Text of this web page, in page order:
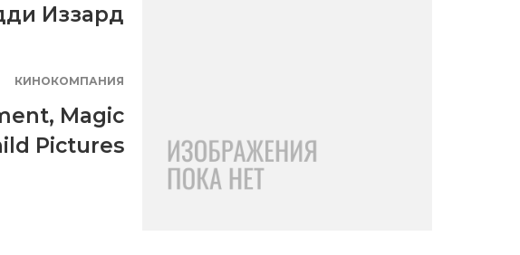
Иззард
КИНОКОМПАНИЯ
, Magic
Pictures